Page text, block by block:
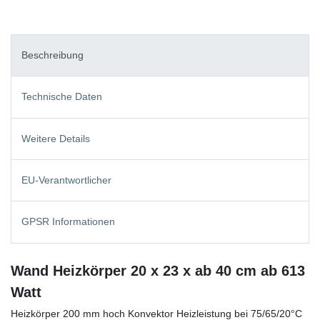
Beschreibung
Technische Daten
Weitere Details
EU-Verantwortlicher
GPSR Informationen
Wand Heizkörper 20 x 23 x ab 40 cm ab 613
Watt
Heizkörper 200 mm hoch Konvektor Heizleistung bei 75/65/20°C